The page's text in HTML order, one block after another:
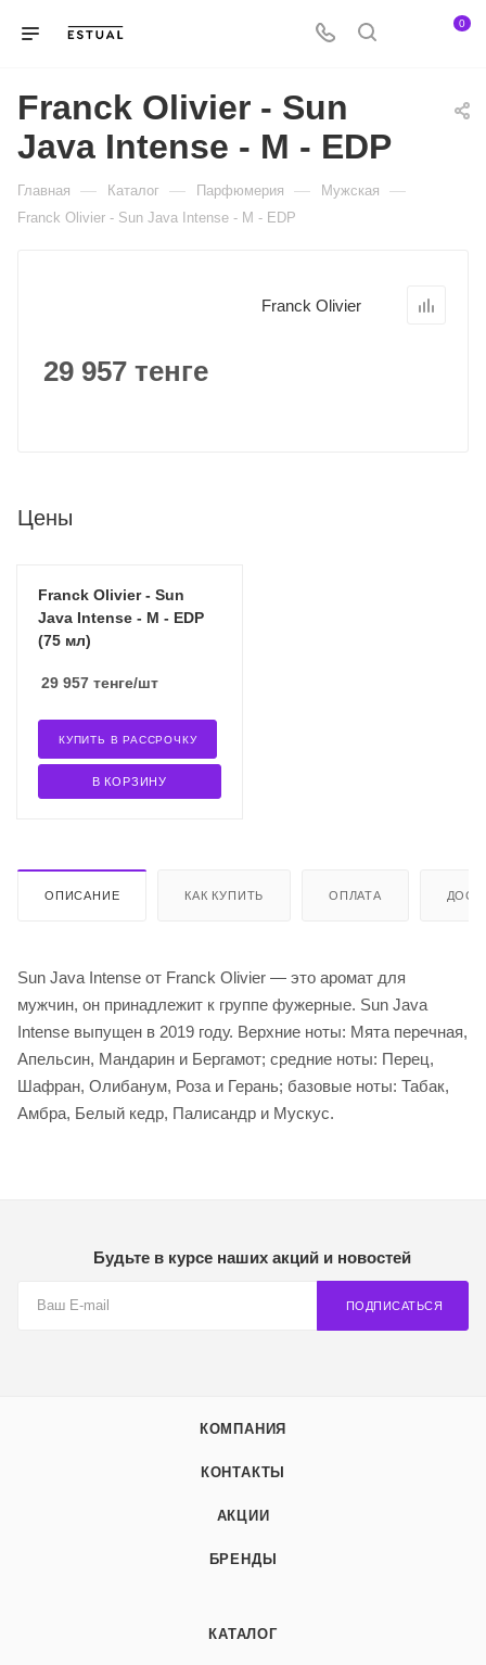
0
Franck Olivier - Sun
Java Intense - M - EDP
Главная — Каталог — Парфюмерия — Мужская —
Franck Olivier - Sun Java Intense - M - EDP
Franck Olivier
29 957 тенге
Цены
Franck Olivier - Sun
Java Intense - M - EDP
(75 мл)
29 957 тенге/шт
В КОРЗИНУ
КУПИТЬ В РАССРОЧКУ
ОПИСАНИЕ КАК КУПИТЬ ОПЛАТА
Sun Java Intense от Franck Olivier — это аромат для
мужчин, он принадлежит к группе фужерные. Sun Java
Intense выпущен в 2019 году. Верхние ноты: Мята перечная,
Апельсин, Мандарин и Бергамот; средние ноты: Перец,
Шафран, Олибанум, Роза и Герань; базовые ноты: Табак,
Амбра, Белый кедр, Палисандр и Мускус.
Будьте в курсе наших акций и новостей
ПОДПИСАТЬСЯ
КОМПАНИЯ
КОНТАКТЫ
АКЦИИ
БРЕНДЫ
КАТАЛОГ